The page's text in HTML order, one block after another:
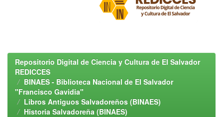
Repositorio Digital de Ciencia y Cultura de El Salvador
REDICCES
BINAES - Biblioteca Nacional de El Salvador
"Francisco Gavidia"
Libros Antiguos Salvadoreños (BINAES)
Historia Salvadoreña (BINAES)